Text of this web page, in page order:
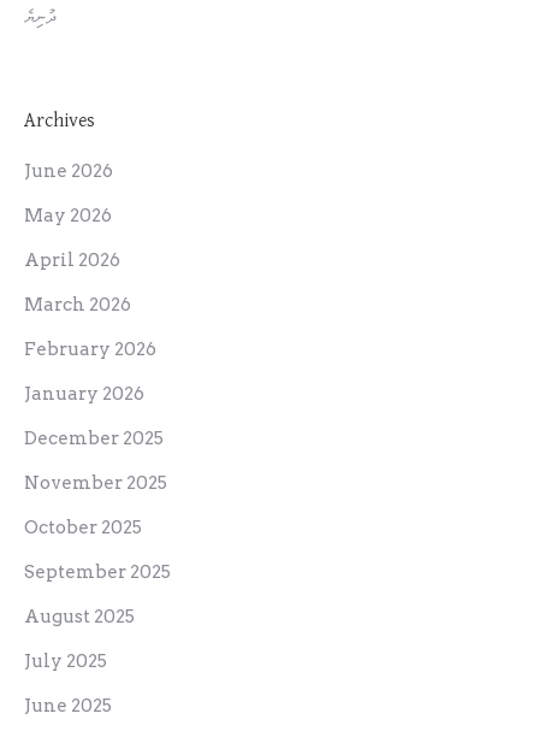
ދުނިޔެ
Archives
June 2026
May 2026
April 2026
March 2026
February 2026
January 2026
December 2025
November 2025
October 2025
September 2025
August 2025
July 2025
June 2025